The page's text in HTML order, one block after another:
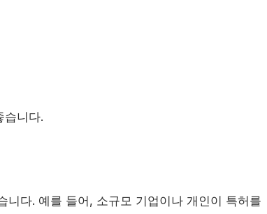
습니다.
다. 예를 들어, 소규모 기업이나 개인이 특허를